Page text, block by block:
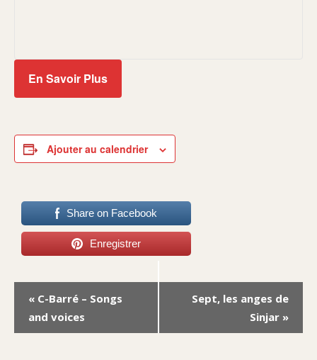
En Savoir Plus
Ajouter au calendrier
Share on Facebook
Enregistrer
Navigation
Évènement
« C-Barré – Songs
and voices
Sept, les anges de
Sinjar »